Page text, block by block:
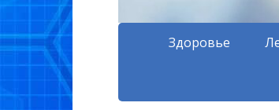
Здоровье